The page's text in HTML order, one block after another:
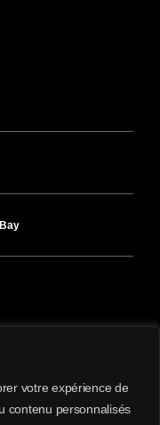
votre expérience de
contenu personnalisés